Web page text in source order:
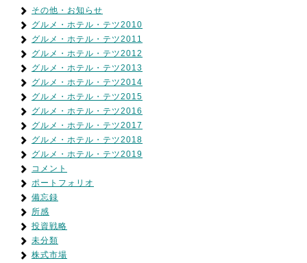
その他・お知らせ
グルメ・ホテル・テツ2010
グルメ・ホテル・テツ2011
グルメ・ホテル・テツ2012
グルメ・ホテル・テツ2013
グルメ・ホテル・テツ2014
グルメ・ホテル・テツ2015
グルメ・ホテル・テツ2016
グルメ・ホテル・テツ2017
グルメ・ホテル・テツ2018
グルメ・ホテル・テツ2019
コメント
ポートフォリオ
備忘録
所感
投資戦略
未分類
株式市場